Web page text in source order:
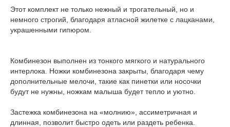
Этот комплект не только нежный и трогательный, но и
немного строгий, благодаря атласной жилетке с лацканами,
украшенными гипюром.
Комбинезон выполнен из тонкого мягкого и натурального
интерлока. Ножки комбинезона закрыты, благодаря чему
дополнительные мелочи, такие как пинетки или носочки
будут не нужны, ножкам малыша будет тепло и уютно.
Застежка комбинезона на «молнию», ассиметричная и
длинная, позволит быстро одеть или раздеть ребенка.